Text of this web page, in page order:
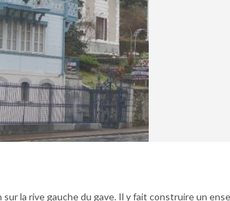
la rive gauche du gave. Il y fait construire un